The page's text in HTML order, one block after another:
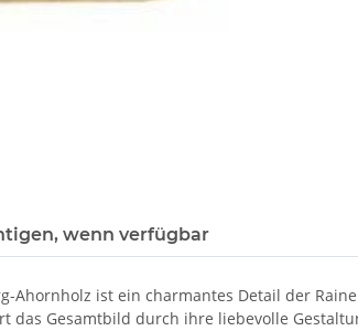
wenn verfügbar
ist ein charmantes Detail der
das Gesamtbild durch ihre liebevolle